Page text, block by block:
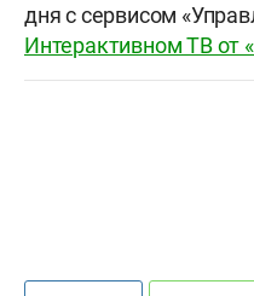
дня с сервисом
Интерактивном ТВ от